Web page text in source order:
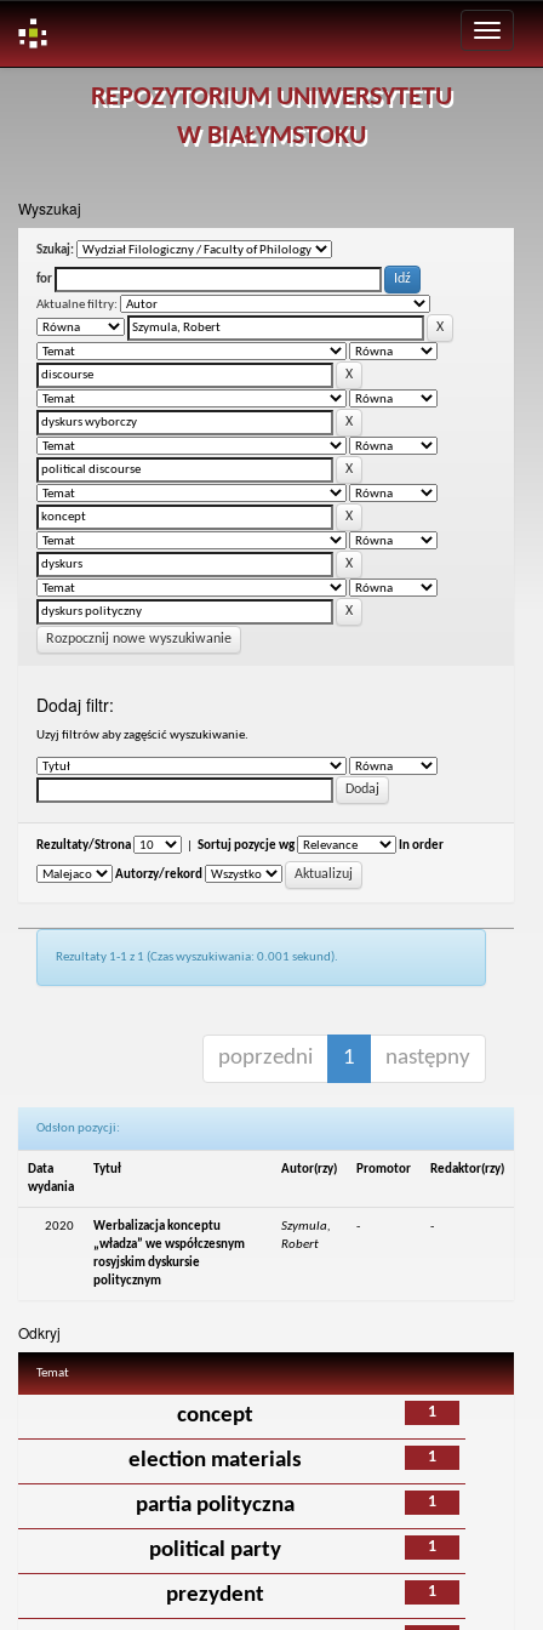
REPOZYTORIUM UNIWERSYTETU
W BIAŁYMSTOKU
Wyszukaj
Szukaj:
for
Aktualne filtry:
Rozpocznij nowe wyszukiwanie
Dodaj filtr:
Uzyj filtrów aby zagęścić wyszukiwanie.
Rezultaty/Strona Sortuj pozycje wg In order
Autorzy/rekord
Rezultaty 1-1 z 1 (Czas wyszukiwania: 0.001 sekund).
poprzedni 1 następny
Odsłon pozycji:
Data
wydania
Tytuł Autor(rzy) Promotor Redaktor(rzy)
2020
Werbalizacja konceptu
„władza” we współczesnym
rosyjskim dyskursie
politycznym
Szymula,
Robert
- -
Odkryj
Temat
1
concept
1
election materials
1
partia polityczna
1
political party
1
prezydent